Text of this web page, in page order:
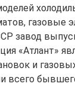
газовые
завод
«Атлант»
и
всего